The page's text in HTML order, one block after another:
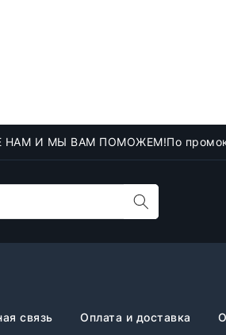
НАМ И МЫ ВАМ ПОМОЖЕМ!По
связь Оплата и доставка